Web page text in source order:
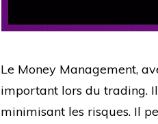
Le Money Management,
important lors du trading.
minimisant les risques. Il